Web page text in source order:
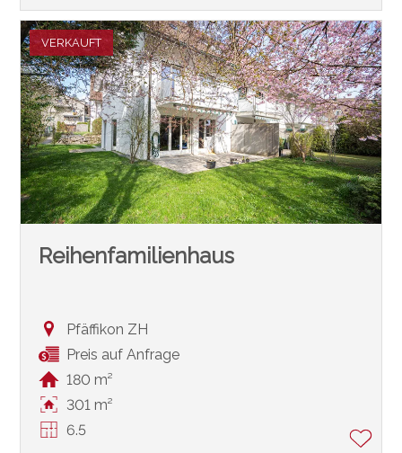
VERKAUFT
Reihenfamilienhaus
Pfäffikon ZH
Preis auf Anfrage
180 m²
301 m²
6.5